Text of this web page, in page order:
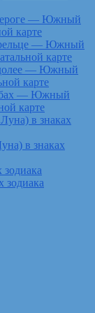
— Южный
карте
— Южный
карте
— Южный
карте
— Южный
карте
в знаках
в знаках
зодиака